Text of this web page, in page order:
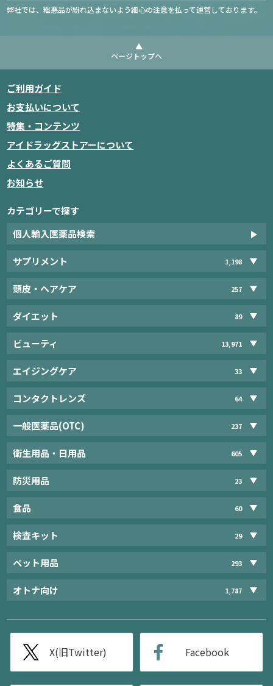
弊社では、粗悪品が紛れ込まないよう細心の注意を払って運営しております。
ページトップへ
ご利用ガイド
お支払いについて
特集・コンテンツ
アイドラッグストアーについて
よくあるご質問
お知らせ
カテゴリーで探す
個人輸入医薬品検索
サプリメント 1,198
頭皮・ヘアケア 257
ダイエット 89
ビューティ 13,971
エイジングケア 33
コンタクトレンズ 64
一般医薬品(OTC) 237
衛生用品・日用品 605
防災用品 23
食品 60
検査キット 29
ペット用品 293
オトナ向け 1,787
X(旧Twitter) Facebook